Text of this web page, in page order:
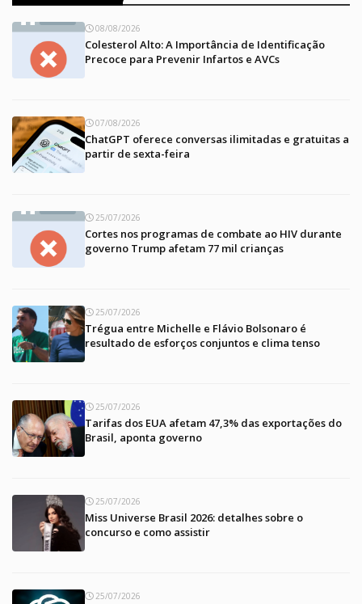
08/08/2026
Colesterol Alto: A Importância de Identificação
Precoce para Prevenir Infartos e AVCs
07/08/2026
ChatGPT oferece conversas ilimitadas e gratuitas a
partir de sexta-feira
25/07/2026
Cortes nos programas de combate ao HIV durante
governo Trump afetam 77 mil crianças
25/07/2026
Trégua entre Michelle e Flávio Bolsonaro é
resultado de esforços conjuntos e clima tenso
25/07/2026
Tarifas dos EUA afetam 47,3% das exportações do
Brasil, aponta governo
25/07/2026
Miss Universe Brasil 2026: detalhes sobre o
concurso e como assistir
25/07/2026